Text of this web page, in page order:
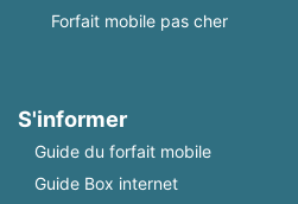
Forfait mobile pas cher
S'informer
Guide du forfait mobile
Guide Box internet